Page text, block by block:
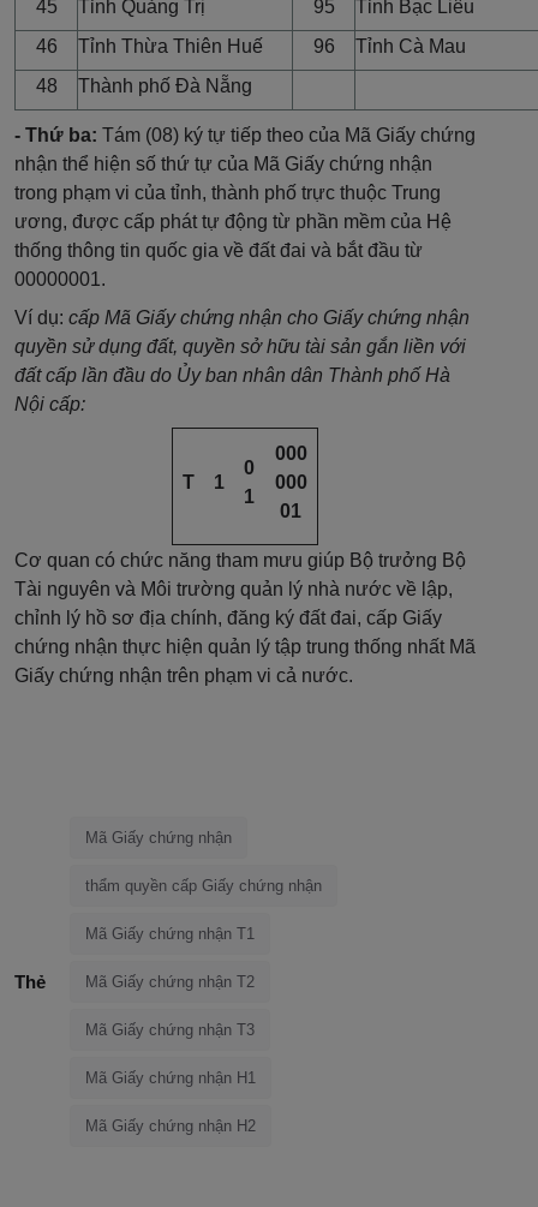
45 Tỉnh Quảng Trị 95
Tỉnh Bạc Liêu
46
Tỉnh Thừa Thiên Huế 96
Tỉnh Cà Mau
48
Thành phố Đà Nẵng
- Thứ ba: Tám (08) ký tự tiếp theo của Mã Giấy chứng
nhận thể hiện số thứ tự của Mã Giấy chứng nhận
trong phạm vi của tỉnh, thành phố trực thuộc Trung
ương, được cấp phát tự động từ phần mềm của Hệ
thống thông tin quốc gia về đất đai và bắt đầu từ
00000001.
Ví dụ: cấp Mã Giấy chứng nhận cho Giấy chứng nhận
quyền sử dụng đất, quyền sở hữu tài sản gắn liền với
đất cấp lần đầu do Ủy ban nhân dân Thành phố Hà
Nội cấp:
T 1
0
1
000
000
01
Cơ quan có chức năng tham mưu giúp Bộ trưởng Bộ
Tài nguyên và Môi trường quản lý nhà nước về lập,
chỉnh lý hồ sơ địa chính, đăng ký đất đai, cấp Giấy
chứng nhận thực hiện quản lý tập trung thống nhất Mã
Giấy chứng nhận trên phạm vi cả nước.
Thẻ
Mã Giấy chứng nhận
thẩm quyền cấp Giấy chứng nhận
Mã Giấy chứng nhận T1
Mã Giấy chứng nhận T2
Mã Giấy chứng nhận T3
Mã Giấy chứng nhận H1
Mã Giấy chứng nhận H2